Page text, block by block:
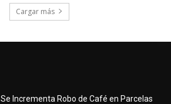
Cargar más
Se Incrementa Robo de Café en Parcelas